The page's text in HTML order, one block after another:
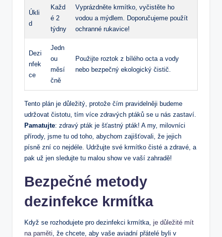
Úkli
d
Každ
é 2
týdny
Vyprázdněte krmítko, vyčistěte ho
vodou a mýdlem. Doporučujeme použít
ochranné rukavice!
Dezi
nfek
ce
Jedn
ou
měsí
čně
Použijte roztok z bílého octa a vody
nebo bezpečný ekologický čistič.
Tento plán je důležitý, protože čím pravidelněji budeme
udržovat čistotu, tím více zdravých ptáků se u nás zastaví.
Pamatujte: zdravý pták je šťastný pták! A my, milovníci
přírody, jsme tu od toho, abychom zajišťovali, že jejich
písně zní co nejdéle. Udržujte své krmítko čisté a zdravé, a
pak už jen sledujte tu malou show ve vaší zahradě!
Bezpečné metody
dezinfekce krmítka
Když se rozhodujete pro dezinfekci krmítka, je důležité mít
na paměti, že chcete, aby vaše aviadní přátelé byli v